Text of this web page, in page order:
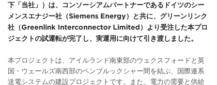
下「当社」）は、コンソーシアムパートナーであるドイツのシー
メンスエナジー社（Siemens Energy）と共に、グリーンリンク
社（Greenlink Interconnector Limited）より受注した本プロ
ジェクトの試運転が完了し、実運用に向けて引き渡しました。
本プロジェクトは、アイルランド南東部のウェクスフォードと英
国・ウェールズ南西部のペンブルックシャー間を結ぶ、国際連系
送電システムの建設プロジェクトです。また、電力の需要と供給